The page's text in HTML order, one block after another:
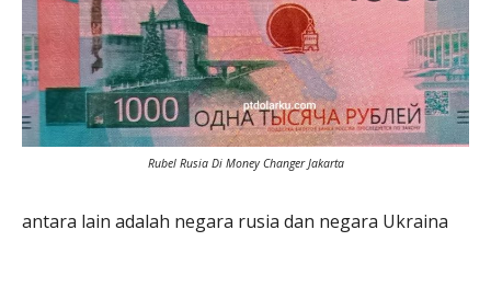
Rubel Rusia Di Money Changer Jakarta
antara lain adalah negara rusia dan negara Ukraina